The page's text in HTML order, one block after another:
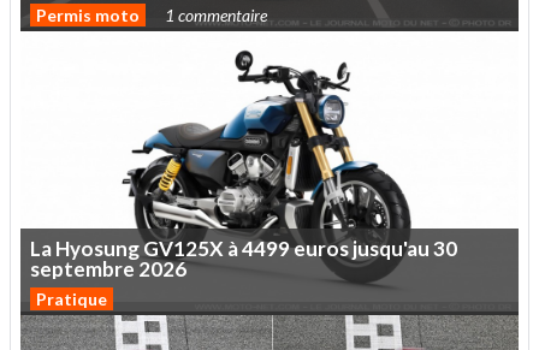
Permis moto 1 commentaire
LaHyosungGV125X à4499eurosjusqu'au30
septembre2026
Pratique